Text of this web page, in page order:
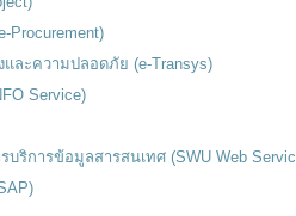
Procurement)
ละความปลอดภัย (e-Transys)
Service)
ริการข้อมูลสารสนเทศ (SWU Web